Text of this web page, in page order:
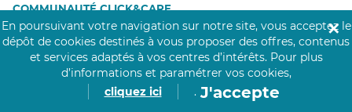
COMMUNAUTÉ CLICK&CARE
En poursuivant votre navigation sur notre site, vous acceptez le
dépôt de cookies destinés à vous proposer des offres, contenus
et services adaptés à vos centres d’intérêts. Pour plus
d’informations et paramétrer vos cookies,
cliquez ici
. J'accepte
✕